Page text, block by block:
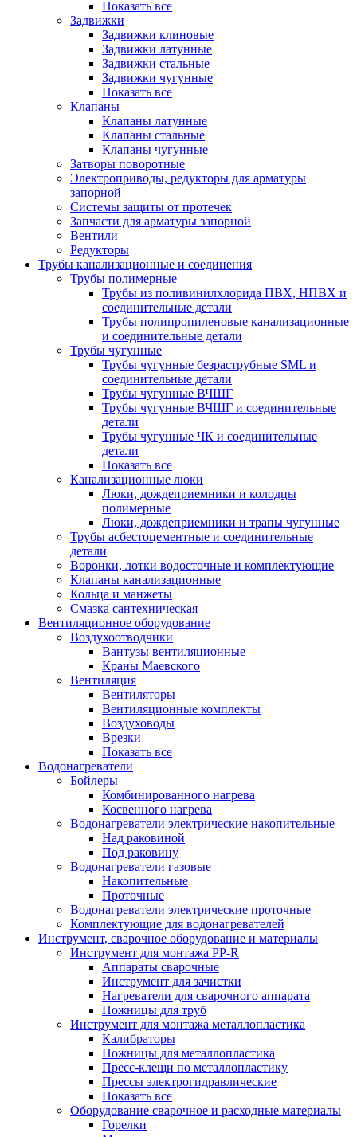
Показать все
Задвижки
Задвижки клиновые
Задвижки латунные
Задвижки стальные
Задвижки чугунные
Показать все
Клапаны
Клапаны латунные
Клапаны стальные
Клапаны чугунные
Затворы поворотные
Электроприводы, редукторы для арматуры
запорной
Системы защиты от протечек
Запчасти для арматуры запорной
Вентили
Редукторы
Трубы канализационные и соединения
Трубы полимерные
Трубы из поливинилхлорида ПВХ, НПВХ и
соединительные детали
Трубы полипропиленовые канализационные
и соединительные детали
Трубы чугунные
Трубы чугунные безраструбные SML и
соединительные детали
Трубы чугунные ВЧШГ
Трубы чугунные ВЧШГ и соединительные
детали
Трубы чугунные ЧК и соединительные
детали
Показать все
Канализационные люки
Люки, дождеприемники и колодцы
полимерные
Люки, дождеприемники и трапы чугунные
Трубы асбестоцементные и соединительные
детали
Воронки, лотки водосточные и комплектующие
Клапаны канализационные
Кольца и манжеты
Смазка сантехническая
Вентиляционное оборудование
Воздухоотводчики
Вантузы вентиляционные
Краны Маевского
Вентиляция
Вентиляторы
Вентиляционные комплекты
Воздуховоды
Врезки
Показать все
Водонагреватели
Бойлеры
Комбинированного нагрева
Косвенного нагрева
Водонагреватели электрические накопительные
Над раковиной
Под раковину
Водонагреватели газовые
Накопительные
Проточные
Водонагреватели электрические проточные
Комплектующие для водонагревателей
Инструмент, сварочное оборудование и материалы
Инструмент для монтажа PP-R
Аппараты сварочные
Инструмент для зачистки
Нагреватели для сварочного аппарата
Ножницы для труб
Инструмент для монтажа металлопластика
Калибраторы
Ножницы для металлопластика
Пресс-клещи по металлопластику
Прессы электрогидравлические
Показать все
Оборудование сварочное и расходные материалы
Горелки